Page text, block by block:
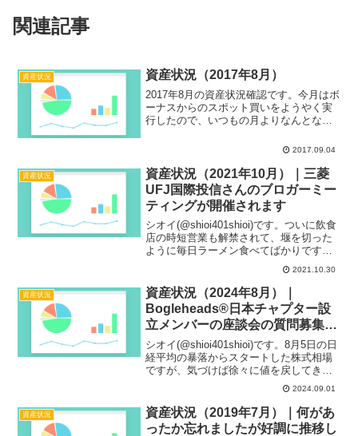
関連記事
資産状況 資産状況（2017年8月）
2017年8月の資産状況確認です。今月はボ
ーナスからのスポット買いをようやく実
行したので、いつもの月よりなんとなく
た。たまにはそんな気分も味わっておか
すら無くなりそうです...
2017.09.04
資産状況
資産状況（2021年10月）｜三菱
UFJ国際投信さんのブロガーミー
ティングが開催されます
シオイ(@shioi401shioi)です。ついに飲食
店の時短営業も解禁されて、堰を切った
ように毎日ラーメン食べてばかりです。
いやー仕事帰りにご飯食べに寄るところ
がないなんてしんどかったなぁ。まだま
だ油断はできませんが、感染予防をしつ
つ楽し...
2021.10.30
資産状況
資産状況（2024年8月）｜
Bogleheads®日本チャプター設
立メンバーの座談会の質問募集中
です
シオイ(@shioi401shioi)です。8月5日の日
経平均の暴落からスタートした株式相場
ですが、気づけば徐々に値を戻してきて
おり日本は元に戻った訳ではありません
がコロナ直後と同様にあっという間に回
復してきました。ただこれで終わりなの
か、...
2024.09.01
資産状況
資産状況（2019年7月）｜何があ
ったか忘れましたが好調に推移し